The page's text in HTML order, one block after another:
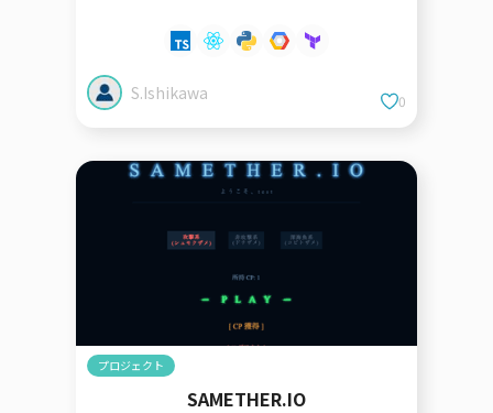
S.Ishikawa 0
プロジェクト
SAMETHER.IO